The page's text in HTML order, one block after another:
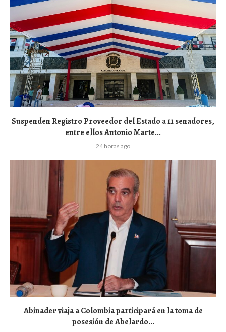
Suspenden Registro Proveedor del Estado a 11 senadores,
entre ellos Antonio Marte...
24 horas ago
Abinader viaja a Colombia participará en la toma de
posesión de Abelardo...